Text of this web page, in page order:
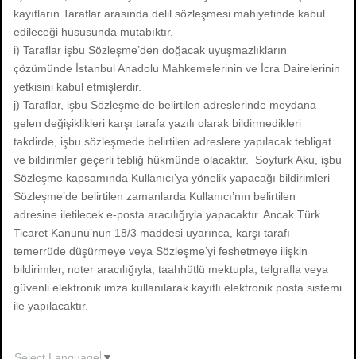
kayıtların Taraflar arasında delil sözleşmesi mahiyetinde kabul
edileceği hususunda mutabıktır.
i) Taraflar işbu Sözleşme’den doğacak uyuşmazlıkların
çözümünde İstanbul Anadolu Mahkemelerinin ve İcra Dairelerinin
yetkisini kabul etmişlerdir.
j) Taraflar, işbu Sözleşme’de belirtilen adreslerinde meydana
gelen değişiklikleri karşı tarafa yazılı olarak bildirmedikleri
takdirde, işbu sözleşmede belirtilen adreslere yapılacak tebligat
ve bildirimler geçerli tebliğ hükmünde olacaktır. Soyturk Aku, işbu
Sözleşme kapsamında Kullanıcı’ya yönelik yapacağı bildirimleri
Sözleşme’de belirtilen zamanlarda Kullanıcı’nın belirtilen
adresine iletilecek e-posta aracılığıyla yapacaktır. Ancak Türk
Ticaret Kanunu’nun 18/3 maddesi uyarınca, karşı tarafı
temerrüde düşürmeye veya Sözleşme’yi feshetmeye ilişkin
bildirimler, noter aracılığıyla, taahhütlü mektupla, telgrafla veya
güvenli elektronik imza kullanılarak kayıtlı elektronik posta sistemi
ile yapılacaktır.